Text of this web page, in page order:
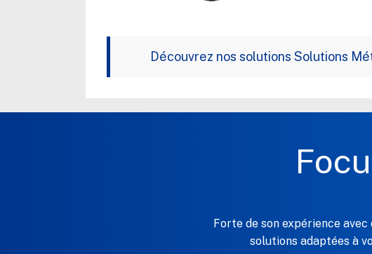
Découvrez nos solutions Solutions
Forte de son expérience
solutions adaptées à